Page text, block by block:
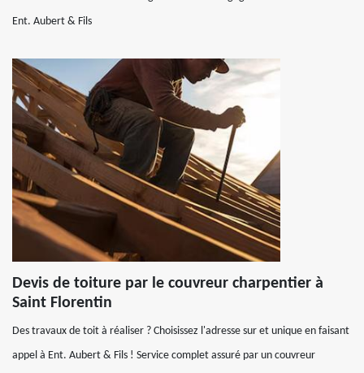
Ent. Aubert & Fils
Devis de toiture par le couvreur charpentier à
Saint Florentin
Des travaux de toit à réaliser ? Choisissez l'adresse sur et unique en faisant
appel à Ent. Aubert & Fils ! Service complet assuré par un couvreur